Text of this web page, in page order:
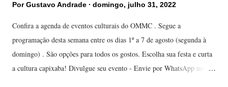
PorGustavo Andrade domingo, julho 31, 2022
Confira a agenda de eventos culturais do OMMC . Segue a
programação desta semana entre os dias 1º a 7 de agosto (segunda à
domingo) . São opções para todos os gostos. Escolha sua festa e curta
a cultura capixaba! Divulgue seu evento - Envie por WhatsApp no